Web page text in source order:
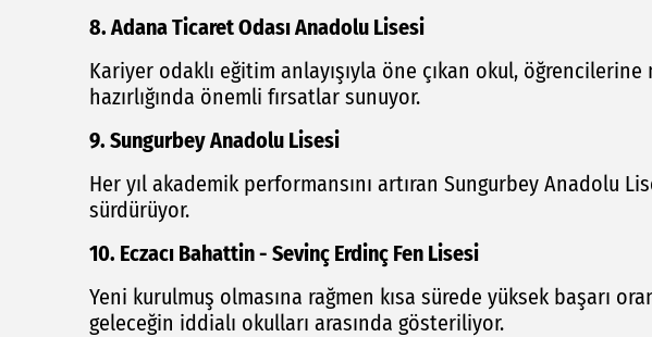
8. Adana Ticaret Odası Anadolu Lisesi
Kariyer odaklı eğitim anlayışıyla öne çıkan okul,
hazırlığında önemli fırsatlar sunuyor.
9. Sungurbey Anadolu Lisesi
Her yıl akademik performansını artıran Sungurbey Anadolu
sürdürüyor.
10. Eczacı Bahattin - Sevinç Erdinç Fen Lisesi
Yeni kurulmuş olmasına rağmen kısa sürede yüksek başarı
geleceğin iddialı okulları arasında gösteriliyor.